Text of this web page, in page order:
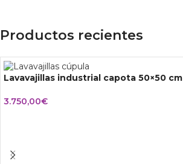
Productos recientes
Lavavajillas industrial capota 50×50 cm
3.750,00€